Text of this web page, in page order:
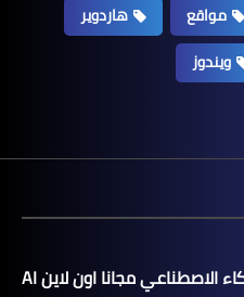
مواقع
هاردوير
ويندوز
إزالة الملابس بالذكاء الاصطناعي مجانا اون لاين AI